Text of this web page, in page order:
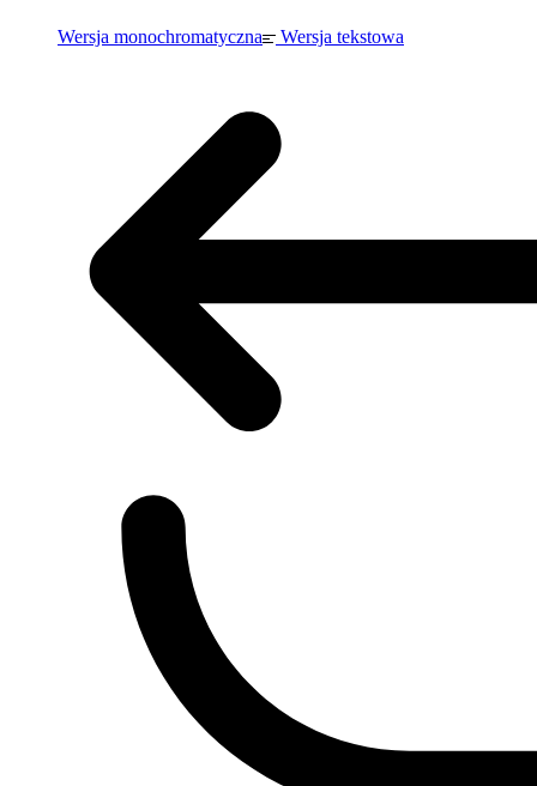
Wersja monochromatyczna Wersja tekstowa